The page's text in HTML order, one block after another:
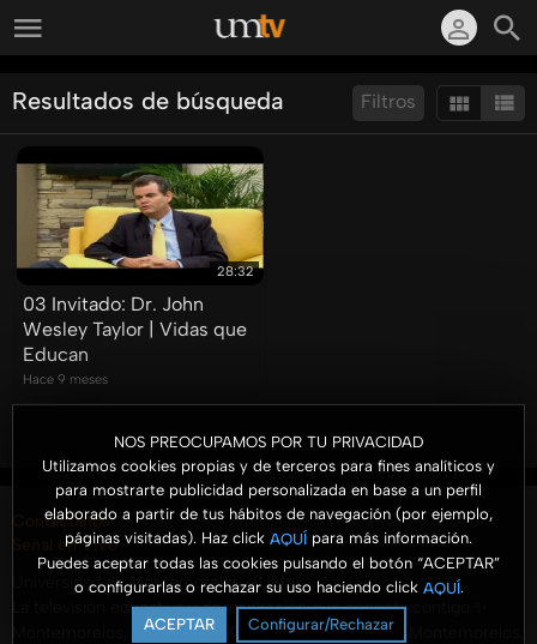
NOS PREOCUPAMOS POR TU PRIVACIDAD
Utilizamos cookies propias y de terceros para fines analíticos y
para mostrarte publicidad personalizada en base a un perfil
elaborado a partir de tus hábitos de navegación (por ejemplo,
páginas visitadas). Haz click AQUÍ para más información.
Puedes aceptar todas las cookies pulsando el botón “ACEPTAR”
o configurarlas o rechazar su uso haciendo click AQUÍ.
ACEPTAR Configurar/Rechazar
Filtros
Resultados de búsqueda
Ordenar por:
28:32
03 Invitado: Dr. John
Wesley Taylor | Vidas que
Educan
Hace 9 meses
Contáctanos
Señal en Vivo
Universidad de Montemorelos - UMtv
La televisión educativa y de inspiración que conecta contigo.✨
Montemorelos, N.L., México © 2025 Universidad de Montemorelos.